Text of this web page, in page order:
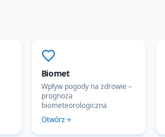
Biomet
Wpływ pogody na zdrowie –
prognoza
biometeorologiczna
Otwórz